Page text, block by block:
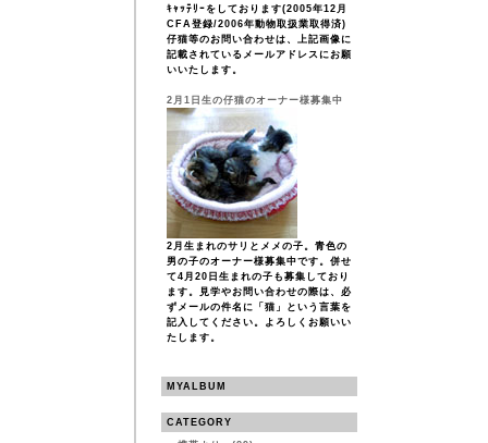
ｷｬｯﾃﾘｰをしております(2005年12月
CFA登録/2006年動物取扱業取得済)
仔猫等のお問い合わせは、上記画像に
記載されているメールアドレスにお願
いいたします。
2月1日生の仔猫のオーナー様募集中
2月生まれのサリとメメの子。青色の
男の子のオーナー様募集中です。併せ
て4月20日生まれの子も募集しており
ます。見学やお問い合わせの際は、必
ずメールの件名に「猫」という言葉を
記入してください。よろしくお願いい
たします。
MYALBUM
CATEGORY